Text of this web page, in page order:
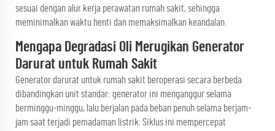
sesuai dengan alur kerja perawatan rumah sakit, sehingga
meminimalkan waktu henti dan memaksimalkan keandalan.
Mengapa Degradasi Oli Merugikan Generator
Darurat untuk Rumah Sakit
Generator darurat untuk rumah sakit beroperasi secara berbeda
dibandingkan unit standar: generator ini menganggur selama
berminggu-minggu, lalu berjalan pada beban penuh selama berjam-
jam saat terjadi pemadaman listrik. Siklus ini mempercepat